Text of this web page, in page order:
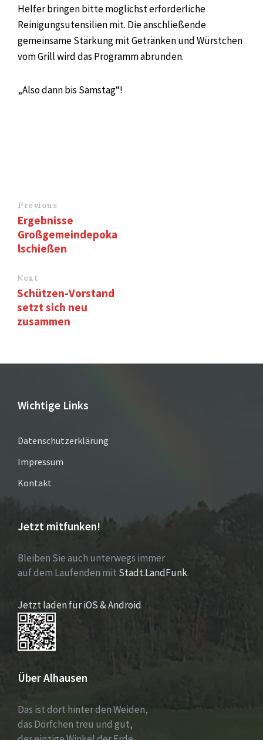
Helfer bringen bitte möglichst erforderliche
Reinigungsutensilien mit. Die anschließende
gemeinsame Stärkung mit Getränken und Würstchen
vom Grill wird das Programm abrunden.
„Also dann bis Samstag“!
Previous
Ergebnisse
Großgemeindepoka
lschießen
Next
Schützen-Vorstand
setzt sich neu
zusammen
Wichtige Links
Datenschutzerklärung
Impressum
Kontakt
Jetzt mitfunken!
Bleiben Sie auch unterwegs immer
auf dem Laufenden mit Stadt.LandFunk.
Jetzt laden für iOS & Android
Über Alhausen
Das ist dort hinter den Weiden,
das Dörfchen treu und gut,